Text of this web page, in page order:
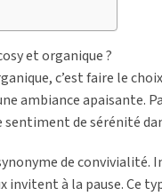
et organique ?
c’est faire le
ambiance apaisante.
de sérénité
de convivialité.
invitent à la pause.